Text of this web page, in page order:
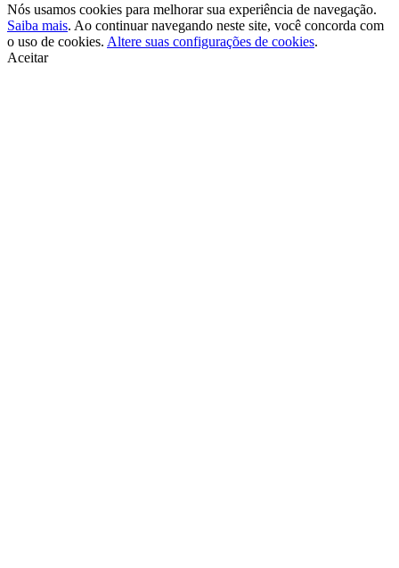
Nós usamos cookies para melhorar sua experiência de navegação.
Saiba mais. Ao continuar navegando neste site, você concorda com
o uso de cookies. Altere suas configurações de cookies.
Aceitar